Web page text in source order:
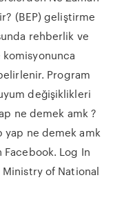
(BEP) geliştirme
rehberlik ve
Program
değişiklikleri
ne demek amk ?
yap ne demek amk
Facebook. Log In
Ministry of National